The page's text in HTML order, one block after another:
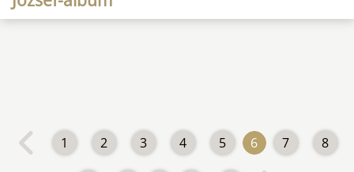
1 2 3 4 5 6 7 8